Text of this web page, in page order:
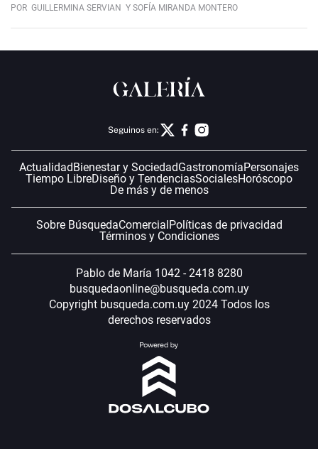
POR GUILLERMINA SERVIAN Y SOFÍA MIRANDA MONTERO
Seguinos en:
Actualidad Bienestar y SociedadGastronomíaPersonajes
Tiempo LibreDiseño y TendenciasSocialesHoróscopo
De más y de menos
Sobre BúsquedaComercial Políticas de privacidad
Términos y Condiciones
Pablo de María 1042 - 2418 8280
busquedaonline@busqueda.com.uy
Copyright busqueda.com.uy 2024 Todos los
derechos reservados